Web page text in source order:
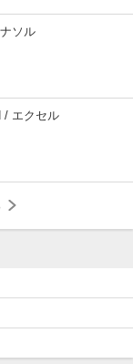
30代 / イエベ
30代 / ブルベ
30代 / イエベ
ソル
/ エクセル